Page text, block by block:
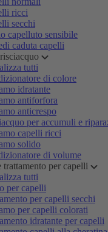
ricci
secchi
capelluto sensibile
caduta capelli
tutti
di colore
idratante
antiforfora
anticrespo
per accumuli e
capelli ricci
solido
di volume
trattamento per capelli
tutti
per capelli
per capelli secchi
per capelli colorati
idratante per capelli